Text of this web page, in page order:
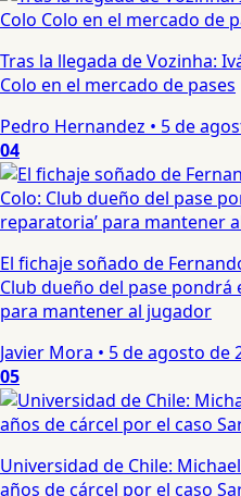
Tras la llegada de Vozinha:
Colo en el mercado de pases
Pedro Hernandez • 5 de
04
El fichaje soñado de
Club dueño del pase pondrá
para mantener al jugador
Javier Mora • 5 de agosto de
05
Universidad de Chile:
años de cárcel por el caso